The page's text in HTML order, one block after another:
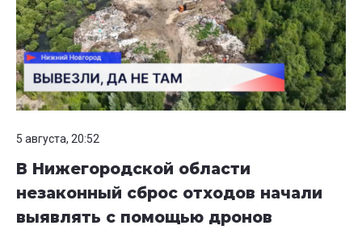
5 августа, 20:52
В Нижегородской области
незаконный сброс отходов начали
выявлять с помощью дронов